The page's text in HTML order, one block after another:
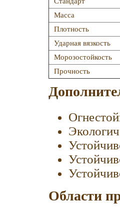
Масса
Плотность
Ударная вязкость
Морозостойкость
Прочность
Области